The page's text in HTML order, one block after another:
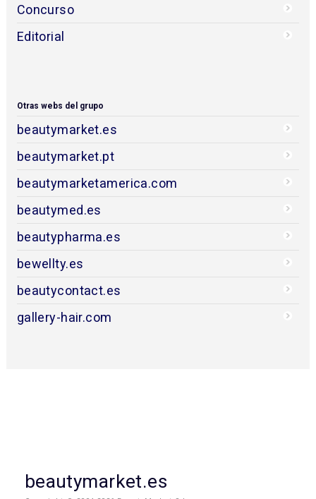
Entrevistas
Concurso
Foros Peluquería
Anuncios Peluquería
Directorio de empresas
Cursos y eventos
Formación técnica
Actualidad de peluquería
Productos de peluquería